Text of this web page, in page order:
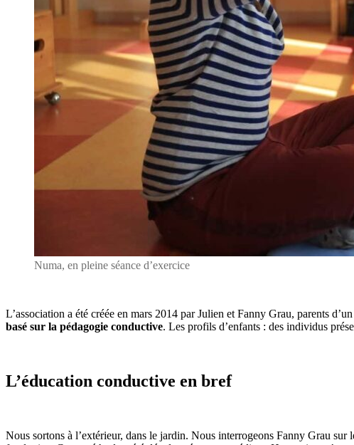
Numa, en pleine séance d’exercice
L’association a été créée en mars 2014 par Julien et Fanny Grau, parents
basé sur la pédagogie conductive. Les profils d’enfants : des individus
L’éducation conductive en bref
Nous sortons à l’extérieur, dans le jardin. Nous interrogeons Fanny Grau sur